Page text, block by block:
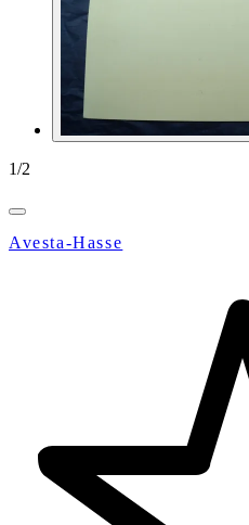
1/2
Avesta-Hasse